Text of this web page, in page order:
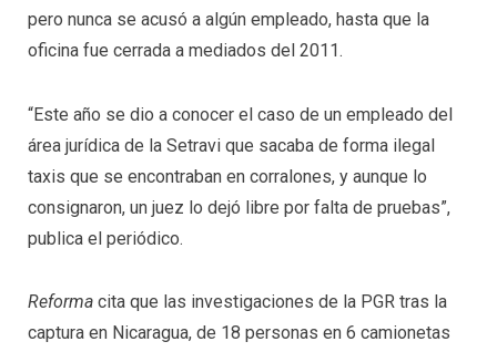
pero nunca se acusó a algún empleado, hasta que la
oficina fue cerrada a mediados del 2011.
“Este año se dio a conocer el caso de un empleado del
área jurídica de la Setravi que sacaba de forma ilegal
taxis que se encontraban en corralones, y aunque lo
consignaron, un juez lo dejó libre por falta de pruebas”,
publica el periódico.
Reforma cita que las investigaciones de la PGR tras la
captura en Nicaragua, de 18 personas en 6 camionetas